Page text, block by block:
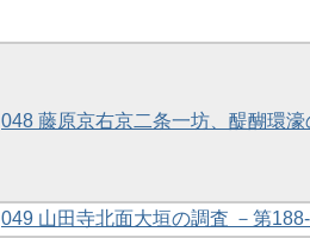
048 藤原京右京二条一坊、醍醐環
049 山田寺北面大垣の調査 －第